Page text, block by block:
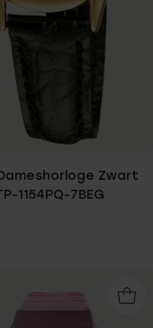
Zwart
1154PQ-7BEG